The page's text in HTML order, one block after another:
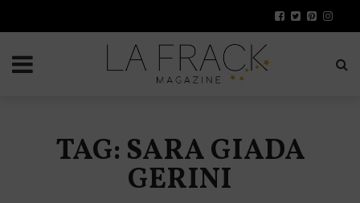
TAG: SARA GIADA
GERINI